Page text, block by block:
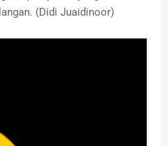
(Didi Juaidinoor)